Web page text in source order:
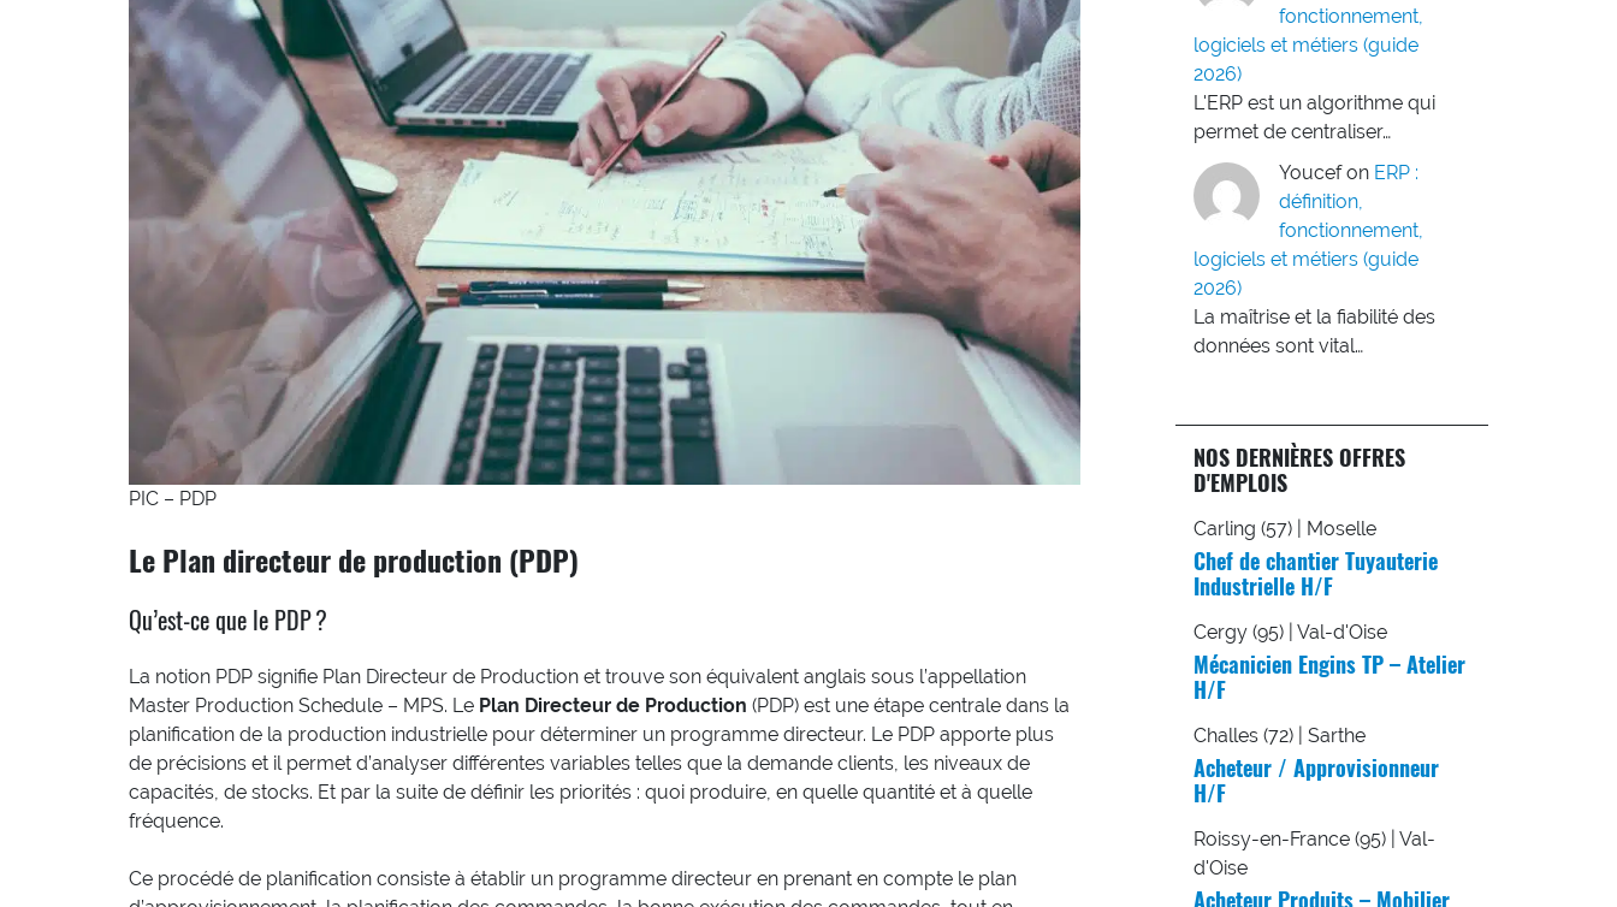
PIC – PDP
Le Plan directeur de production (PDP)
Qu’est-ce que le PDP ?
La notion PDP signifie Plan Directeur de Production et trouve son équivalent anglais sous l’appellation
Master Production Schedule – MPS. Le Plan Directeur de Production (PDP) est une étape centrale dans la
planification de la production industrielle pour déterminer un programme directeur. Le PDP apporte plus
de précisions et il permet d’analyser différentes variables telles que la demande clients, les niveaux de
capacités, de stocks. Et par la suite de définir les priorités : quoi produire, en quelle quantité et à quelle
fréquence.
Ce procédé de planification consiste à établir un programme directeur en prenant en compte le plan
fonctionnement,
logiciels et métiers (guide
2026)
L'ERP est un algorithme qui
permet de centraliser…
Youcef on ERP :
définition,
fonctionnement,
logiciels et métiers (guide
2026)
La maîtrise et la fiabilité des
données sont vital…
NOS DERNIÈRES OFFRES
D'EMPLOIS
Carling (57) | Moselle
Chef de chantier Tuyauterie
Industrielle H/F
Cergy (95) | Val-d'Oise
Mécanicien Engins TP – Atelier
H/F
Challes (72) | Sarthe
Acheteur / Approvisionneur
H/F
Roissy-en-France (95) | Val-
d'Oise
Acheteur Produits – Mobilier